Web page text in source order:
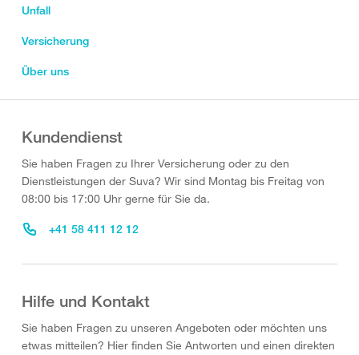
Unfall
Versicherung
Über uns
Kundendienst
Sie haben Fragen zu Ihrer Versicherung oder zu den
Dienstleistungen der Suva? Wir sind Montag bis Freitag von
08:00 bis 17:00 Uhr gerne für Sie da.
+41 58 411 12 12
Hilfe und Kontakt
Sie haben Fragen zu unseren Angeboten oder möchten uns
etwas mitteilen? Hier finden Sie Antworten und einen direkten